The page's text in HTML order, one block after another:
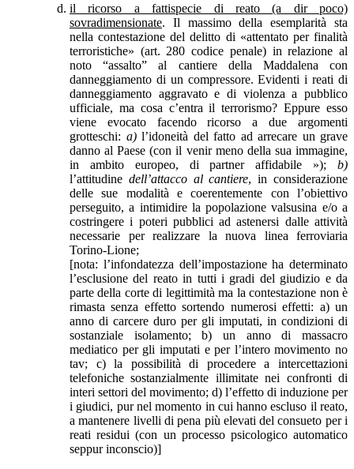
il ricorso a fattispecie di reato (a dir poco)
sovradimensionate. Il massimo della esemplarità sta
nella contestazione del delitto di «attentato per finalità
terroristiche» (art. 280 codice penale) in relazione al
noto “assalto” al cantiere della Maddalena con
danneggiamento di un compressore. Evidenti i reati di
danneggiamento aggravato e di violenza a pubblico
ufficiale, ma cosa c’entra il terrorismo? Eppure esso
viene evocato facendo ricorso a due argomenti
grotteschi: a)l’idoneità del fatto ad arrecare un grave
danno al Paese (con il venir meno della sua immagine,
in ambito europeo, di partner affidabile »); b)
l’attitudine dell’attacco al cantiere, in considerazione
delle sue modalità e coerentemente con l’obiettivo
perseguito, a intimidire la popolazione valsusina e/o a
costringere i poteri pubblici ad astenersi dalle attività
necessarie per realizzare la nuova linea ferroviaria
Torino-Lione;
[nota: l’infondatezza dell’impostazione ha determinato
l’esclusione del reato in tutti i gradi del giudizio e da
parte della corte di legittimità ma la contestazione non è
rimasta senza effetto sortendo numerosi effetti: a) un
anno di carcere duro per gli imputati, in condizioni di
sostanziale isolamento; b) un anno di massacro
mediatico per gli imputati e per l’intero movimento no
tav; c) la possibilità di procedere a intercettazioni
telefoniche sostanzialmente illimitate nei confronti di
interi settori del movimento; d) l’effetto di induzione per
i giudici, pur nel momento in cui hanno escluso il reato,
a mantenere livelli di pena più elevati del consueto per i
reati residui (con un processo psicologico automatico
seppur inconscio)]